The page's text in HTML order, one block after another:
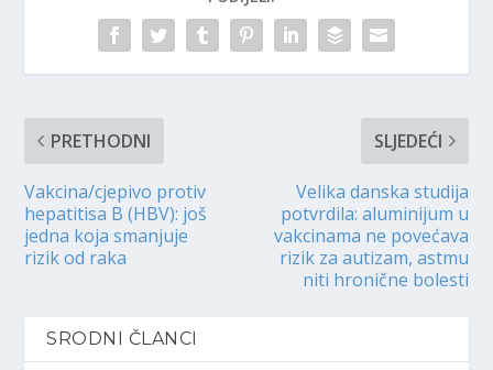
PRETHODNI
Vakcina/cjepivo protiv
hepatitisa B (HBV): još
jedna koja smanjuje
rizik od raka
SLJEDEĆI
Velika danska studija
potvrdila: aluminijum u
vakcinama ne povećava
rizik za autizam, astmu
niti hronične bolesti
SRODNI ČLANCI